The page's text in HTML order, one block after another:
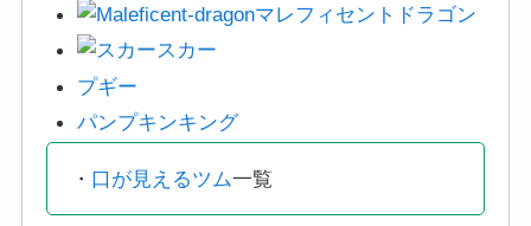
マレフィセントドラゴン
スカー
プギー
パンプキンキング
・ 口が見えるツム一覧